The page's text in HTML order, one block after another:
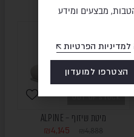
מיטת שיזוף – ALPINE
4,888
₪4,145
OUT OF STOCK
מבצעים ומידע
למדיניות הפרטיות
הצטרפו למועדון